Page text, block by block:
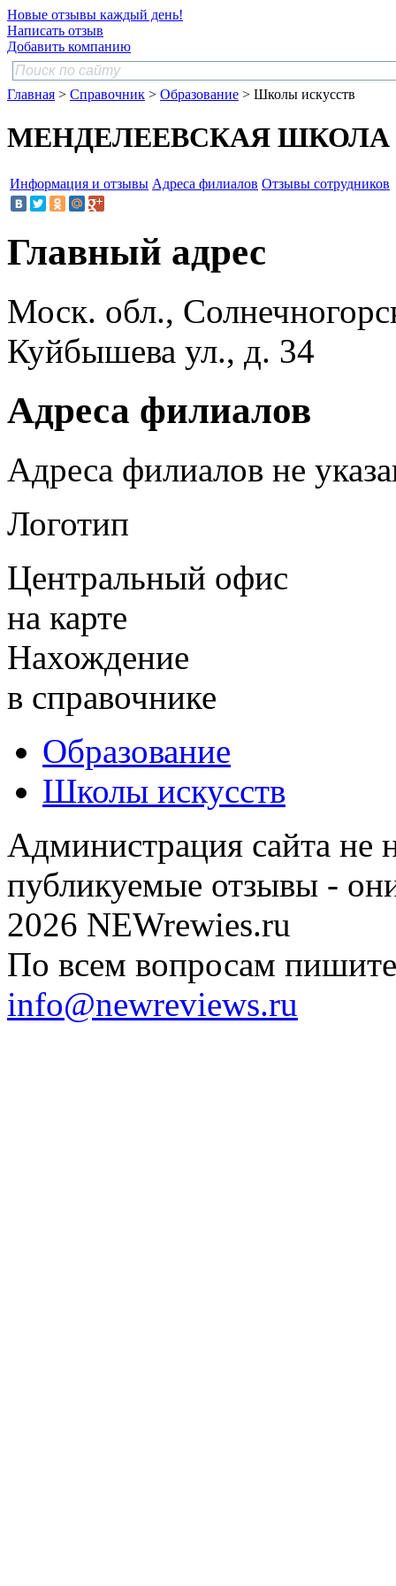
Новые отзывы каждый день!
Написать отзыв
Добавить компанию
Главная > Справочник > Образование > Школы искусств
МЕНДЕЛЕЕВСКАЯ ШКОЛА
Информация и отзывы Адреса филиалов Отзывы сотрудников
Главный адрес
Моск. обл.,
Куйбышева ул., д. 34
Адреса филиалов
Адреса филиалов не
Логотип
Центральный офис
на карте
Нахождение
в справочнике
Образование
Школы искусств
Администрация сайта не
публикуемые отзывы -
2026 NEWrewies.ru
По всем вопросам
info@newreviews.ru